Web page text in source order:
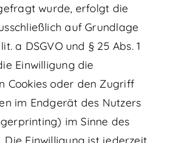
wurde, erfolgt die
auf Grundlage
a DSGVO und § 25 Abs. 1
Einwilligung die
Cookies oder den Zugriff
im Endgerät des Nutzers
im Sinne des
Die Einwilligung ist jederzeit